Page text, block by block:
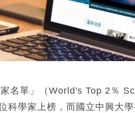
名單」（World's Top 2％
科學家上榜，而國立中興大